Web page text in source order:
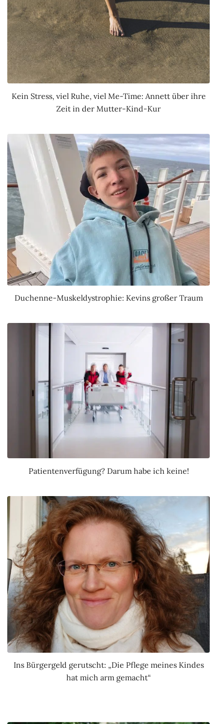
Kein Stress, viel Ruhe, viel Me-Time: Annett über ihre
Zeit in der Mutter-Kind-Kur
Duchenne-Muskeldystrophie: Kevins großer Traum
Patientenverfügung? Darum habe ich keine!
Ins Bürgergeld gerutscht: „Die Pflege meines Kindes
hat mich arm gemacht“